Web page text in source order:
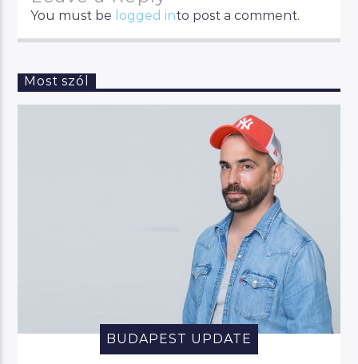
You must be logged into post a comment.
Most szól
BUDAPEST UPDATE